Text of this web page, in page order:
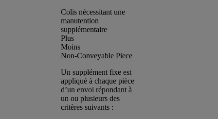
Colis nécessitant une
manutention
supplémentaire
Plus
Moins
Non-Conveyable Piece
Un supplément fixe est
appliqué à chaque pièce
d’un envoi répondant à
un ou plusieurs des
critères suivants :